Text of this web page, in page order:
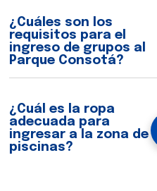
¿Cuáles son los
requisitos para el
ingreso de grupos al
Parque Consotá?
¿Cuál es la ropa
adecuada para
ingresar a la zona de
piscinas?